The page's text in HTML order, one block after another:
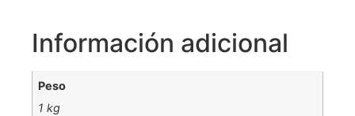
Información adicional
Peso
1 kg